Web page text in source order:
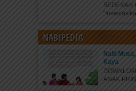
SEDEKAH
NABIPEDIA
Nabi
Kaya
ANAK